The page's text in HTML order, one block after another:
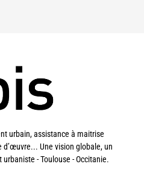
urbain, assistance à maitrise
Une vision globale, un
- Toulouse - Occitanie.